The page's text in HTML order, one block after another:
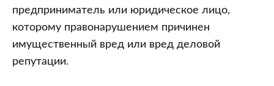
предприниматель или юридическое лицо,
которому правонарушением причинен
имущественный вред или вред деловой
репутации.